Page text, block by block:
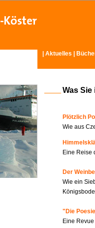
Aktuelles
Was
Plötzlich
Wie aus
Eine Reise
Der
Wie ein
"Die
Eine